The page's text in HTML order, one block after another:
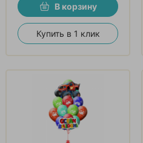
В корзину
Купить в 1 клик